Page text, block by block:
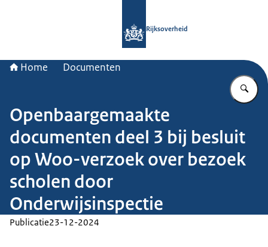
Rijksoverheid
Home Documenten
Openbaargemaakte
documenten deel 3 bij besluit
op Woo-verzoek over bezoek
scholen door
Onderwijsinspectie
Publicatie23-12-2024